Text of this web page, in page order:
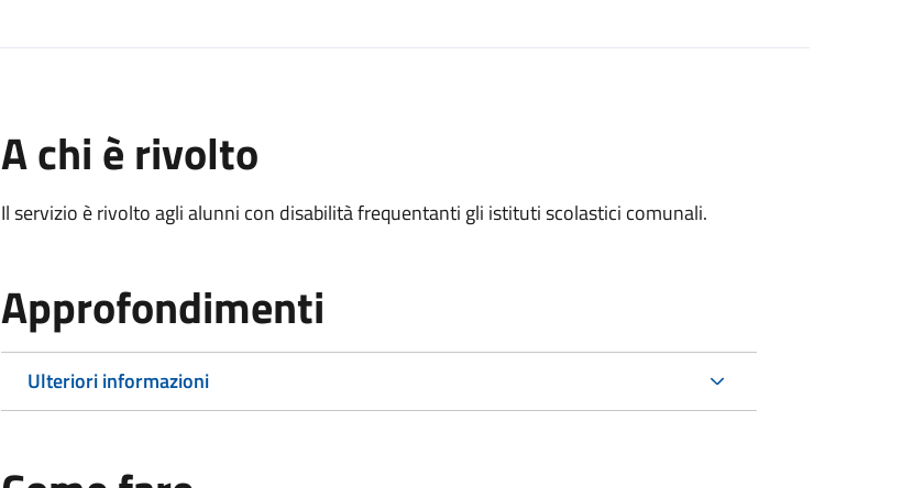
A chi è rivolto
Il servizio è rivolto agli alunni con disabilità frequentanti gli istituti scolastici comunali.
Approfondimenti
Ulteriori informazioni